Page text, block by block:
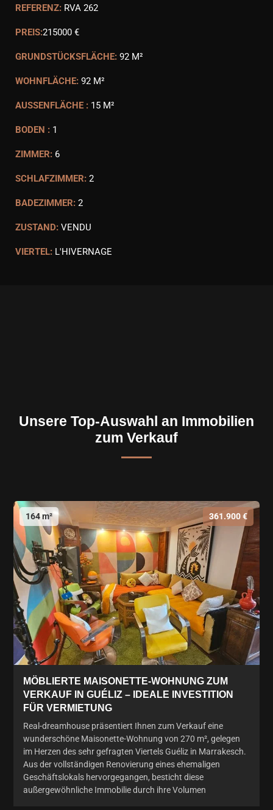
REFERENZ: RVA 262
PREIS:215000 €
GRUNDSTÜCKSFLÄCHE: 92 M²
WOHNFLÄCHE: 92 M²
AUSSENFLÄCHE : 15 M²
BODEN : 1
ZIMMER: 6
SCHLAFZIMMER: 2
BADEZIMMER: 2
ZUSTAND: VENDU
VIERTEL: L'HIVERNAGE
Unsere Top-Auswahl an Immobilien
zum Verkauf
164 m² 361.900 €
MÖBLIERTE MAISONETTE-WOHNUNG ZUM
VERKAUF IN GUÉLIZ – IDEALE INVESTITION
FÜR VERMIETUNG
Real-dreamhouse präsentiert Ihnen zum Verkauf eine
wunderschöne Maisonette-Wohnung von 270 m², gelegen
im Herzen des sehr gefragten Viertels Guéliz in Marrakesch.
Aus der vollständigen Renovierung eines ehemaligen
Geschäftslokals hervorgegangen, besticht diese
außergewöhnliche Immobilie durch ihre Volumen